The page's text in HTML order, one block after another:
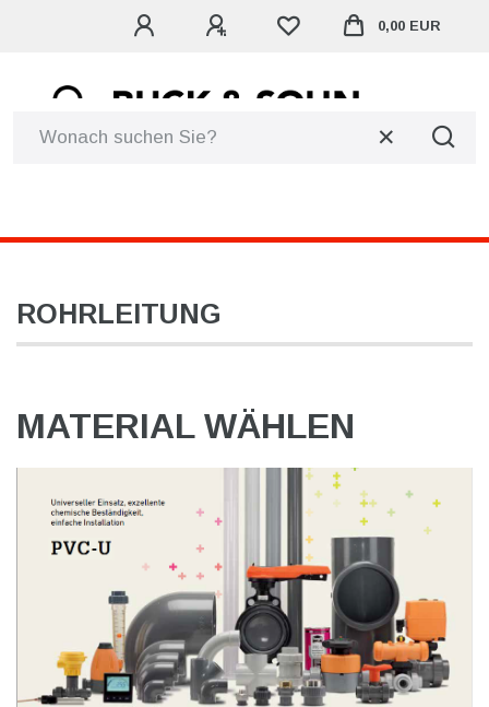
0,00 EUR
ROHRLEITUNG
MATERIAL WÄHLEN